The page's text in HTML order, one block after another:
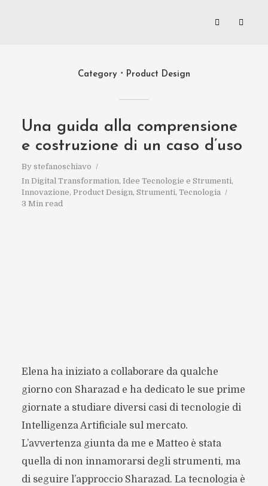
Category Product Design
Una guida alla comprensione
e costruzione di un caso d’uso
By stefanoschiavo
In Digital Transformation, Idee Tecnologie e Strumenti,
Innovazione, Product Design, Strumenti, Tecnologia
3 Min read
Elena ha iniziato a collaborare da qualche
giorno con Sharazad e ha dedicato le sue prime
giornate a studiare diversi casi di tecnologie di
Intelligenza Artificiale sul mercato.
L’avvertenza giunta da me e Matteo è stata
quella di non innamorarsi degli strumenti, ma
di seguire l’approccio Sharazad. La tecnologia è